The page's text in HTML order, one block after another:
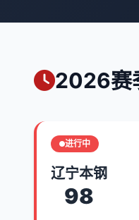
2026赛
进行中
辽宁本钢
98